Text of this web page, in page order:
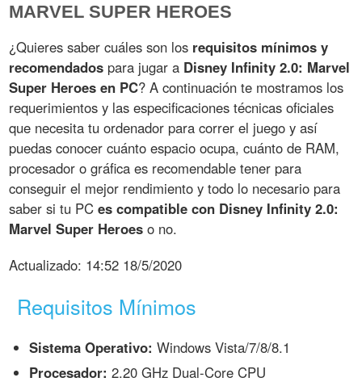
MARVEL SUPER HEROES
¿Quieres saber cuáles son los requisitos mínimos y
recomendados para jugar a Disney Infinity 2.0: Marvel
Super Heroes en PC? A continuación te mostramos los
requerimientos y las especificaciones técnicas oficiales
que necesita tu ordenador para correr el juego y así
puedas conocer cuánto espacio ocupa, cuánto de RAM,
procesador o gráfica es recomendable tener para
conseguir el mejor rendimiento y todo lo necesario para
saber si tu PCes compatible con Disney Infinity 2.0:
Marvel Super Heroes o no.
Actualizado: 14:52 18/5/2020
Requisitos Mínimos
Sistema Operativo: Windows Vista/7/8/8.1
Procesador: 2.20 GHz Dual-Core CPU